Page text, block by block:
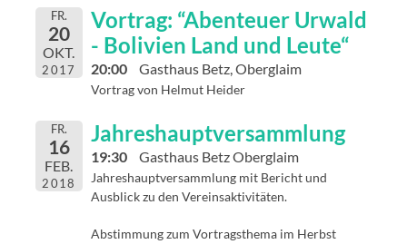
FR.
20
OKT.
2017
Vortrag: “Abenteuer Urwald
- Bolivien Land und Leute“
20:00 Gasthaus Betz, Oberglaim
Vortrag von Helmut Heider
FR.
16
FEB.
2018
Jahreshauptversammlung
19:30 Gasthaus Betz Oberglaim
Jahreshauptversammlung mit Bericht und
Ausblick zu den Vereinsaktivitäten.
Abstimmung zum Vortragsthema im Herbst